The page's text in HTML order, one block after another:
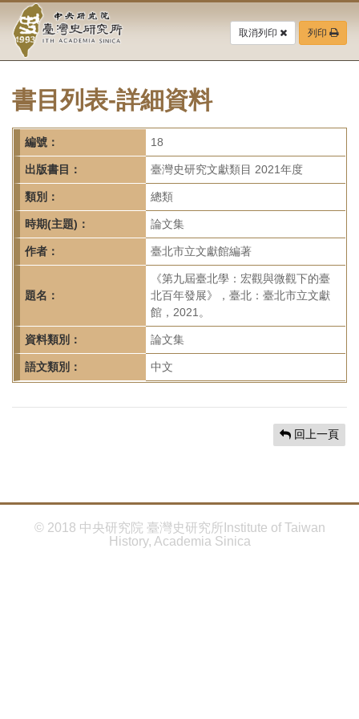
要
中
央
研
究
院-
臺
灣
史
研
究
所-
首
頁
取消列印 列印
書目列表-詳細資料
編號： 18
出版書目： 臺灣史研究文獻類目 2021年度
類別： 總類
時期(主題)： 論文集
作者： 臺北市立文獻館編著
題名：
《第九屆臺北學：宏觀與微觀下的臺
北百年發展》，臺北：臺北市立文獻
館，2021。
資料類別： 論文集
語文類別： 中文
回上一頁
© 2018 中央研究院 臺灣史研究所Institute of Taiwan
History, Academia Sinica